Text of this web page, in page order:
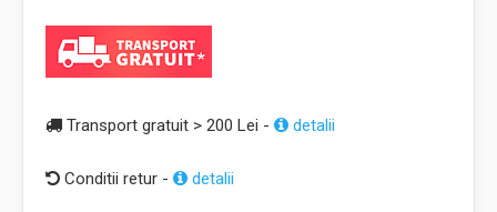
Transport gratuit > 200 Lei - detalii
Conditii retur - detalii